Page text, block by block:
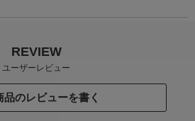
REVIEW
ユーザーレビュー
品のレビューを書く